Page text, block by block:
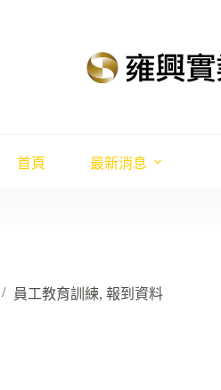
首頁 最新消息
員工教育訓練, 報到資料